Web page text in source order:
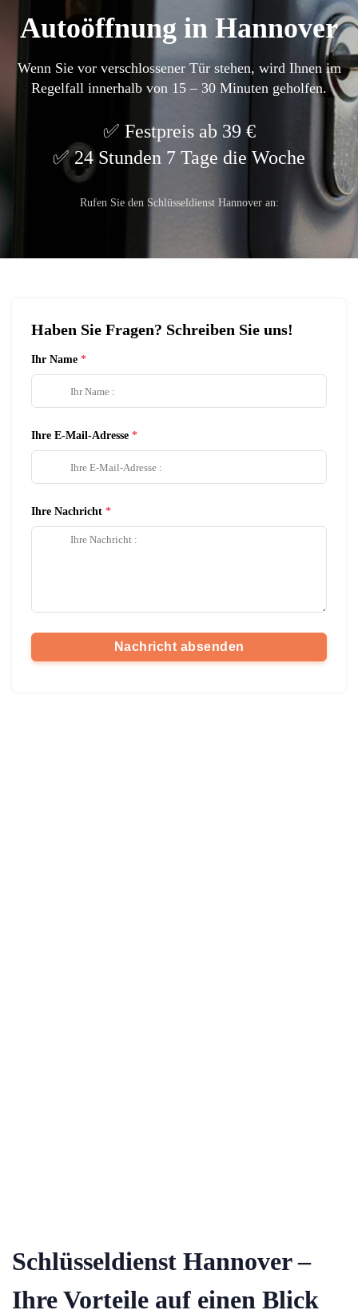
Autoöffnung in Hannover
Wenn Sie vor verschlossener Tür stehen, wird Ihnen im
Regelfall innerhalb von 15 – 30 Minuten geholfen.
Festpreis ab 39 €
24 Stunden 7 Tage die Woche
Rufen Sie den Schlüsseldienst Hannover an:
Haben Sie Fragen? Schreiben Sie uns!
Ihr Name
Ihre E-Mail-Adresse
Ihre Nachricht
Nachricht absenden
Schlüsseldienst Hannover –
Ihre Vorteile auf einen Blick